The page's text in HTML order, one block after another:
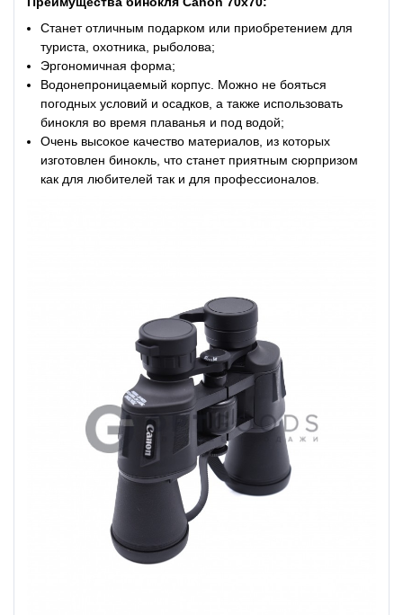
Станет отличным подарком или приобретением для
туриста, охотника, рыболова;
Эргономичная форма;
Водонепроницаемый корпус. Можно не бояться
погодных условий и осадков, а также использовать
бинокля во время плаванья и под водой;
Очень высокое качество материалов, из которых
изготовлен бинокль, что станет приятным сюрпризом
как для любителей так и для профессионалов.